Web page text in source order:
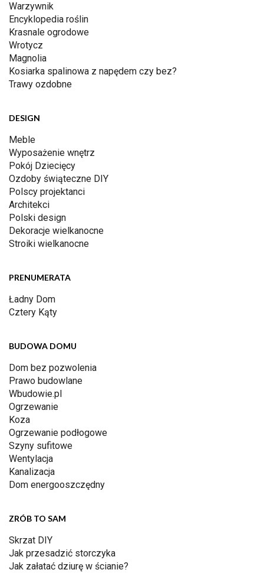
Warzywnik
Encyklopedia roślin
Krasnale ogrodowe
Wrotycz
Magnolia
Kosiarka spalinowa z napędem czy bez?
Trawy ozdobne
DESIGN
Meble
Wyposażenie wnętrz
Pokój Dziecięcy
Ozdoby świąteczne DIY
Polscy projektanci
Architekci
Polski design
Dekoracje wielkanocne
Stroiki wielkanocne
PRENUMERATA
Ładny Dom
Cztery Kąty
BUDOWA DOMU
Dom bez pozwolenia
Prawo budowlane
Wbudowie.pl
Ogrzewanie
Koza
Ogrzewanie podłogowe
Szyny sufitowe
Wentylacja
Kanalizacja
Dom energooszczędny
ZRÓB TO SAM
Skrzat DIY
Jak przesadzić storczyka
Jak załatać dziurę w ścianie?